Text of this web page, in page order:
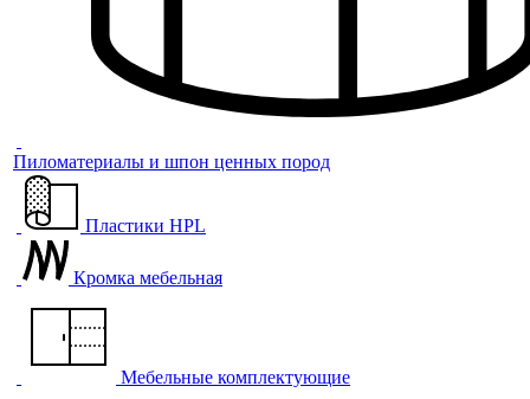
Пиломатериалы и шпон ценных пород
Пластики HPL
Кромка мебельная
Мебельные комплектующие